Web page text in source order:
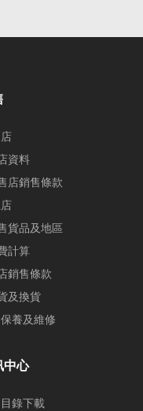
資料
店銷售條款
貨品及地區
計算
銷售條款
及換貨
養及維修
中心
錄下載